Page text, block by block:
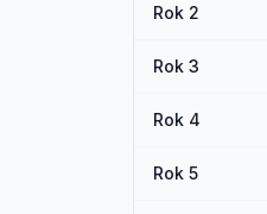
Rok 2
Rok 3
Rok 4
Rok 5